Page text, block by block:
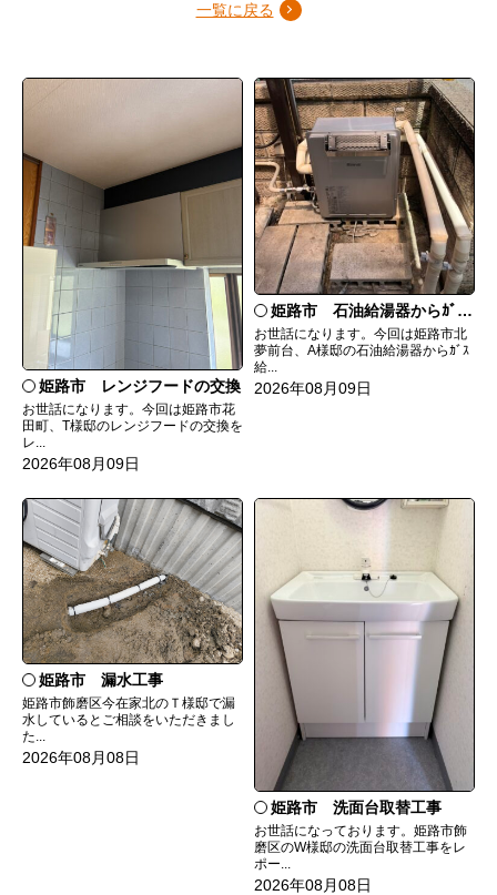
一覧に戻る
姫路市 レンジフードの交換
お世話になります。今回は姫路市花
田町、T様邸のレンジフードの交換を
レ...
2026年08月09日
姫路市 石油給湯器からｶﾞｽ給湯器へ取替
お世話になります。今回は姫路市北
夢前台、A様邸の石油給湯器からｶﾞｽ
給...
2026年08月09日
姫路市 漏水工事
姫路市飾磨区今在家北のＴ様邸で漏
水しているとご相談をいただきまし
た...
2026年08月08日
姫路市 洗面台取替工事
お世話になっております。姫路市飾
磨区のW様邸の洗面台取替工事をレ
ポー...
2026年08月08日